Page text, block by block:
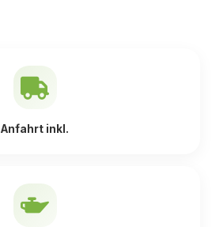
Anfahrt inkl.